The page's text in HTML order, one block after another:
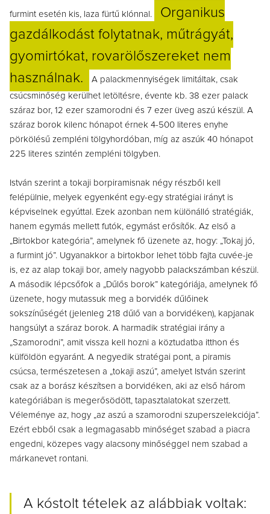
furmint esetén kis, laza fürtű klónnal.
Organikus
gazdálkodást folytatnak, műtrágyát,
gyomirtókat, rovarölőszereket nem
használnak.
A palackmennyiségek limitáltak, csak
csúcsminőség kerülhet letöltésre, évente kb. 38 ezer palack
száraz bor, 12 ezer szamorodni és 7 ezer üveg aszú készül. A
száraz borok kilenc hónapot érnek 4-500 literes enyhe
pörkölésű zempléni tölgyhordóban, míg az aszúk 40 hónapot
225 literes szintén zempléni tölgyben.
István szerint a tokaji borpiramisnak négy részből kell
felépülnie, melyek egyenként egy-egy stratégiai irányt is
képviselnek egyúttal. Ezek azonban nem különálló stratégiák,
hanem egymás mellett futók, egymást erősítők. Az első a
„Birtokbor kategória”, amelynek fő üzenete az, hogy: „Tokaj jó,
a furmint jó”. Ugyanakkor a birtokbor lehet több fajta cuvée-je
is, ez az alap tokaji bor, amely nagyobb palackszámban készül.
A második lépcsőfok a „Dűlős borok” kategóriája, amelynek fő
üzenete, hogy mutassuk meg a borvidék dűlőinek
sokszínűségét (jelenleg 218 dűlő van a borvidéken), kapjanak
hangsúlyt a száraz borok. A harmadik stratégiai irány a
„Szamorodni”, amit vissza kell hozni a köztudatba itthon és
külföldön egyaránt. A negyedik stratégai pont, a piramis
csúcsa, természetesen a „tokaji aszú”, amelyet István szerint
csak az a borász készítsen a borvidéken, aki az első három
kategóriában is megerősödött, tapasztalatokat szerzett.
Véleménye az, hogy „az aszú a szamorodni szuperszelekciója”.
Ezért ebből csak a legmagasabb minőséget szabad a piacra
engedni, közepes vagy alacsony minőséggel nem szabad a
márkanevet rontani.
A kóstolt tételek az alábbiak voltak: